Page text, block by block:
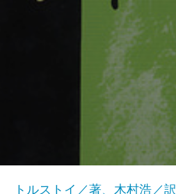
トルストイ／著、木村浩／訳